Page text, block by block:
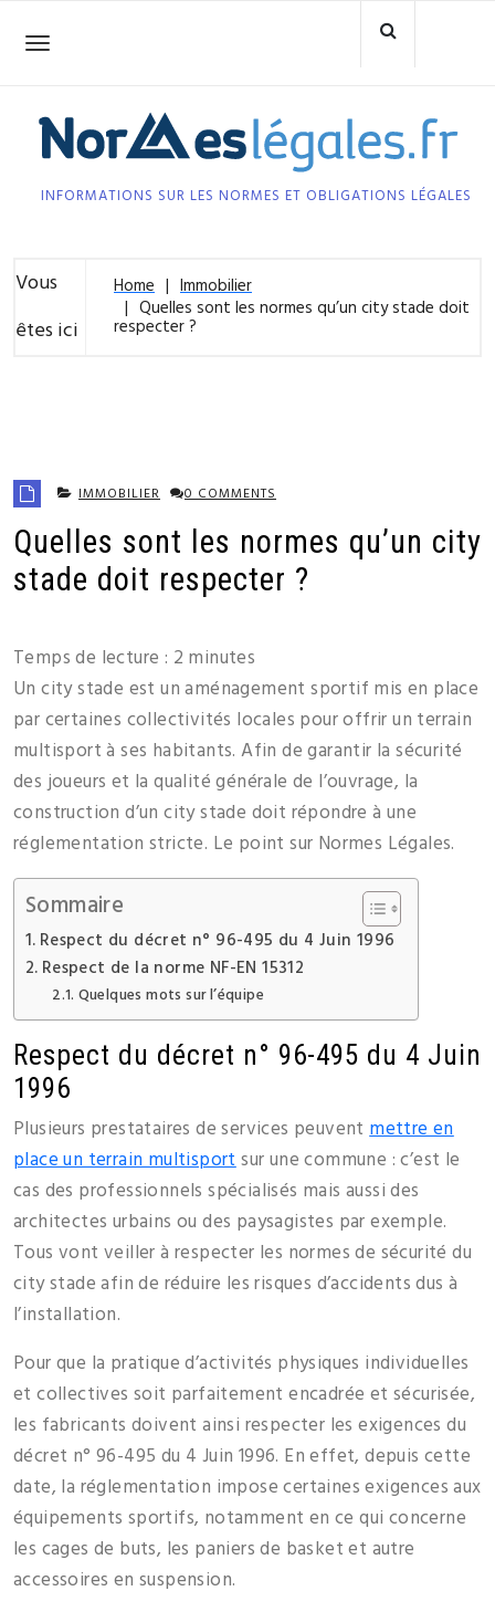
Toggle
INFORMATIONS SUR LES NORMES ET OBLIGATIONS LÉGALES
Vous
êtes ici
Home
Immobilier
Quelles sont les normes qu’un city stade doit
respecter ?
IMMOBILIER 0 COMMENTS
Quelles sont les normes qu’un city
stade doit respecter ?
Temps de lecture : 2 minutes
Un city stade est un aménagement sportif mis en place
par certaines collectivités locales pour offrir un terrain
multisport à ses habitants. Afin de garantir la sécurité
des joueurs et la qualité générale de l’ouvrage, la
construction d’un city stade doit répondre à une
réglementation stricte. Le point sur Normes Légales.
Sommaire
Respect du décret n° 96-495 du 4 Juin 1996
Respect de la norme NF-EN 15312
Quelques mots sur l’équipe
Respect du décret n° 96-495 du 4 Juin
1996
Plusieurs prestataires de services peuventmettre en
place un terrain multisportsur une commune : c’est le
cas des professionnels spécialisés mais aussi des
architectes urbains ou des paysagistes par exemple.
Tous vont veiller à respecter les normes de sécurité du
city stade afin de réduire les risques d’accidents dus à
l’installation.
Pour que la pratique d’activités physiques individuelles
et collectives soit parfaitement encadrée et sécurisée,
les fabricants doivent ainsi respecter les exigences du
décret n° 96-495 du 4 Juin 1996. En effet, depuis cette
date, la réglementation impose certaines exigences aux
équipements sportifs, notamment en ce qui concerne
les cages de buts, les paniers de basket et autre
accessoires en suspension.